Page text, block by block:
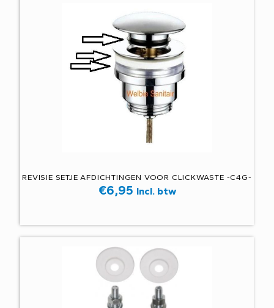
REVISIE SETJE AFDICHTINGEN VOOR CLICKWASTE -C4G-
€6,95 Incl. btw